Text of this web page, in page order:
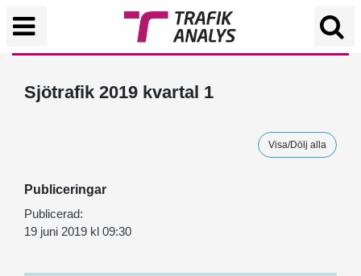
Sjötrafik 2019 kvartal 1
Visa/Dölj alla
Publiceringar
Publicerad:
19 juni 2019 kl 09:30